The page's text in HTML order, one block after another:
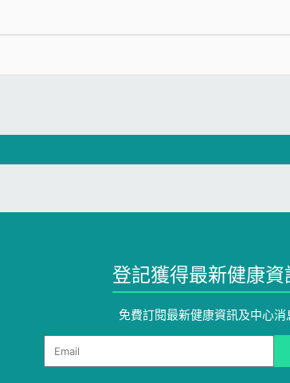
登記獲得最新健康資
免費訂閱最新健康資訊及中心消
Email